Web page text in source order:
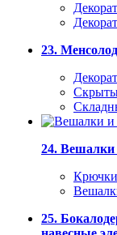
23.
24.
Крючки
25.